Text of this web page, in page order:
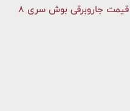
قیمت جاروبرقی بوش سری ۸